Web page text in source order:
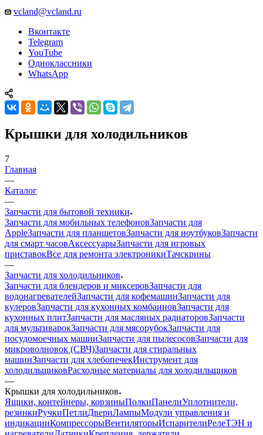
Telegram
YouTube
Одноклассники
WhatsApp
Крышки для холодильников
Главная
Каталог
—
Запчасти для бытовой техники
Запчасти для мобильных телефонов
AppleЗапчасти для планшетов
для смарт часов
Аксессуары
приставокВсе для ремонта электроники
—
Запчасти для холодильников
Запчасти для блендеров и миксеровЗапчасти для
водонагревателейЗапчасти для кофемашинЗапчасти для
кулеров
кухонных плитЗапчасти для масляных радиаторов
для мультиварокЗапчасти для мясорубокЗапчасти для
посудомоечных машинЗапчасти для пылесосовЗапчасти для
микроволновок (СВЧ)Запчасти для стиральных
машинЗапчасти для хлебопечекИнструмент для
холодильщиковРасходные материалы для холодильщиков
—
Крышки для холодильников
Ящики, контейнеры, корзиныПолкиПанелиУплотнители,
резинкиРучкиПетлиДвериЛампыМодули управления и
индикации
нагревателиДатчикиКрепления, держатели,
кронштейныBEKOBosch, Siemens, Gaggenau, NEFFElectrolux,
Zanussi, AEGGorenjeIndesit, Ariston, STINOL
(СТИНОЛ)LGLiebherrSamsungUniversalWhirlpoolАтлантБирюса